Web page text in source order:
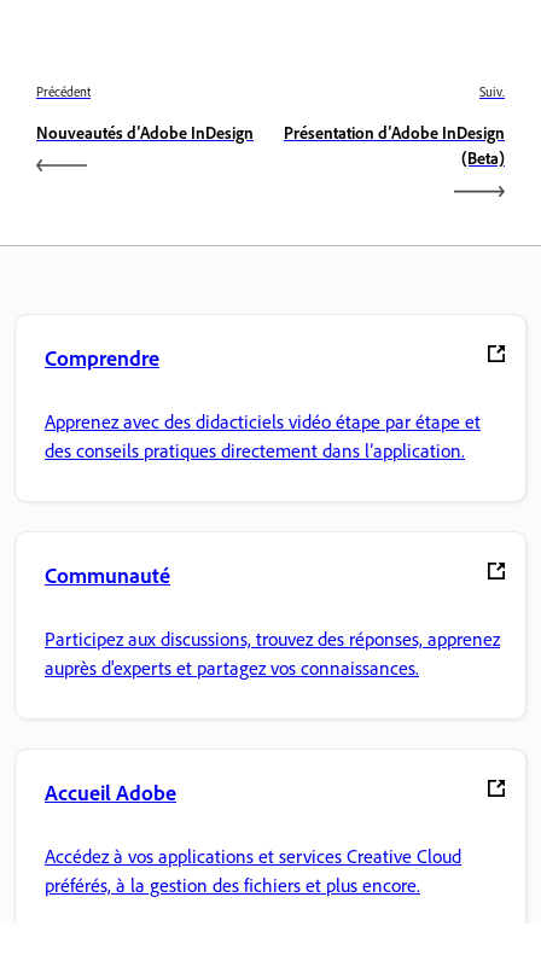
Précédent
Nouveautés d’Adobe InDesign
Suiv.
Présentation d’Adobe InDesign
(Beta)
Comprendre
Apprenez avec des didacticiels vidéo étape par étape et
des conseils pratiques directement dans l’application.
Communauté
Participez aux discussions, trouvez des réponses, apprenez
auprès d'experts et partagez vos connaissances.
Accueil Adobe
Accédez à vos applications et services Creative Cloud
préférés, à la gestion des fichiers et plus encore.